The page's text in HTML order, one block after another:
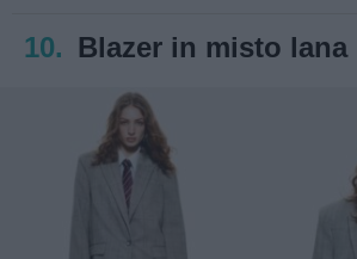
10. Blazer in misto lana